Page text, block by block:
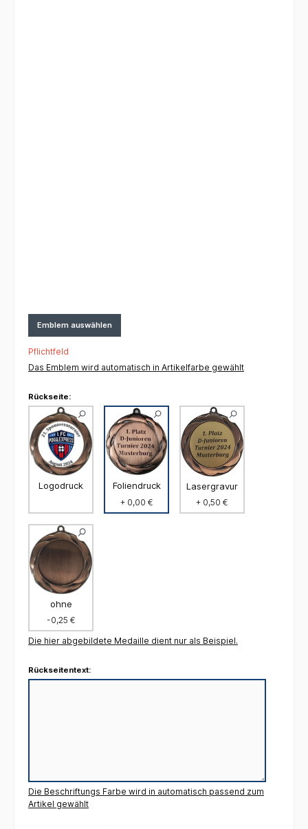
Emblem auswählen
Pflichtfeld
Das Emblem wird automatisch in Artikelfarbe gewählt
Rückseite:
Logodruck Foliendruck
+ 0,00 €
Lasergravur
+ 0,50 €
ohne
-0,25 €
Die hier abgebildete Medaille dient nur als Beispiel.
Rückseitentext:
Die Beschriftungs Farbe wird in automatisch passend zum
Artikel gewählt